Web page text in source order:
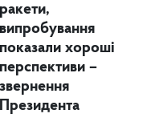
ракети,
випробування
показали хороші
перспективи –
звернення
Президента